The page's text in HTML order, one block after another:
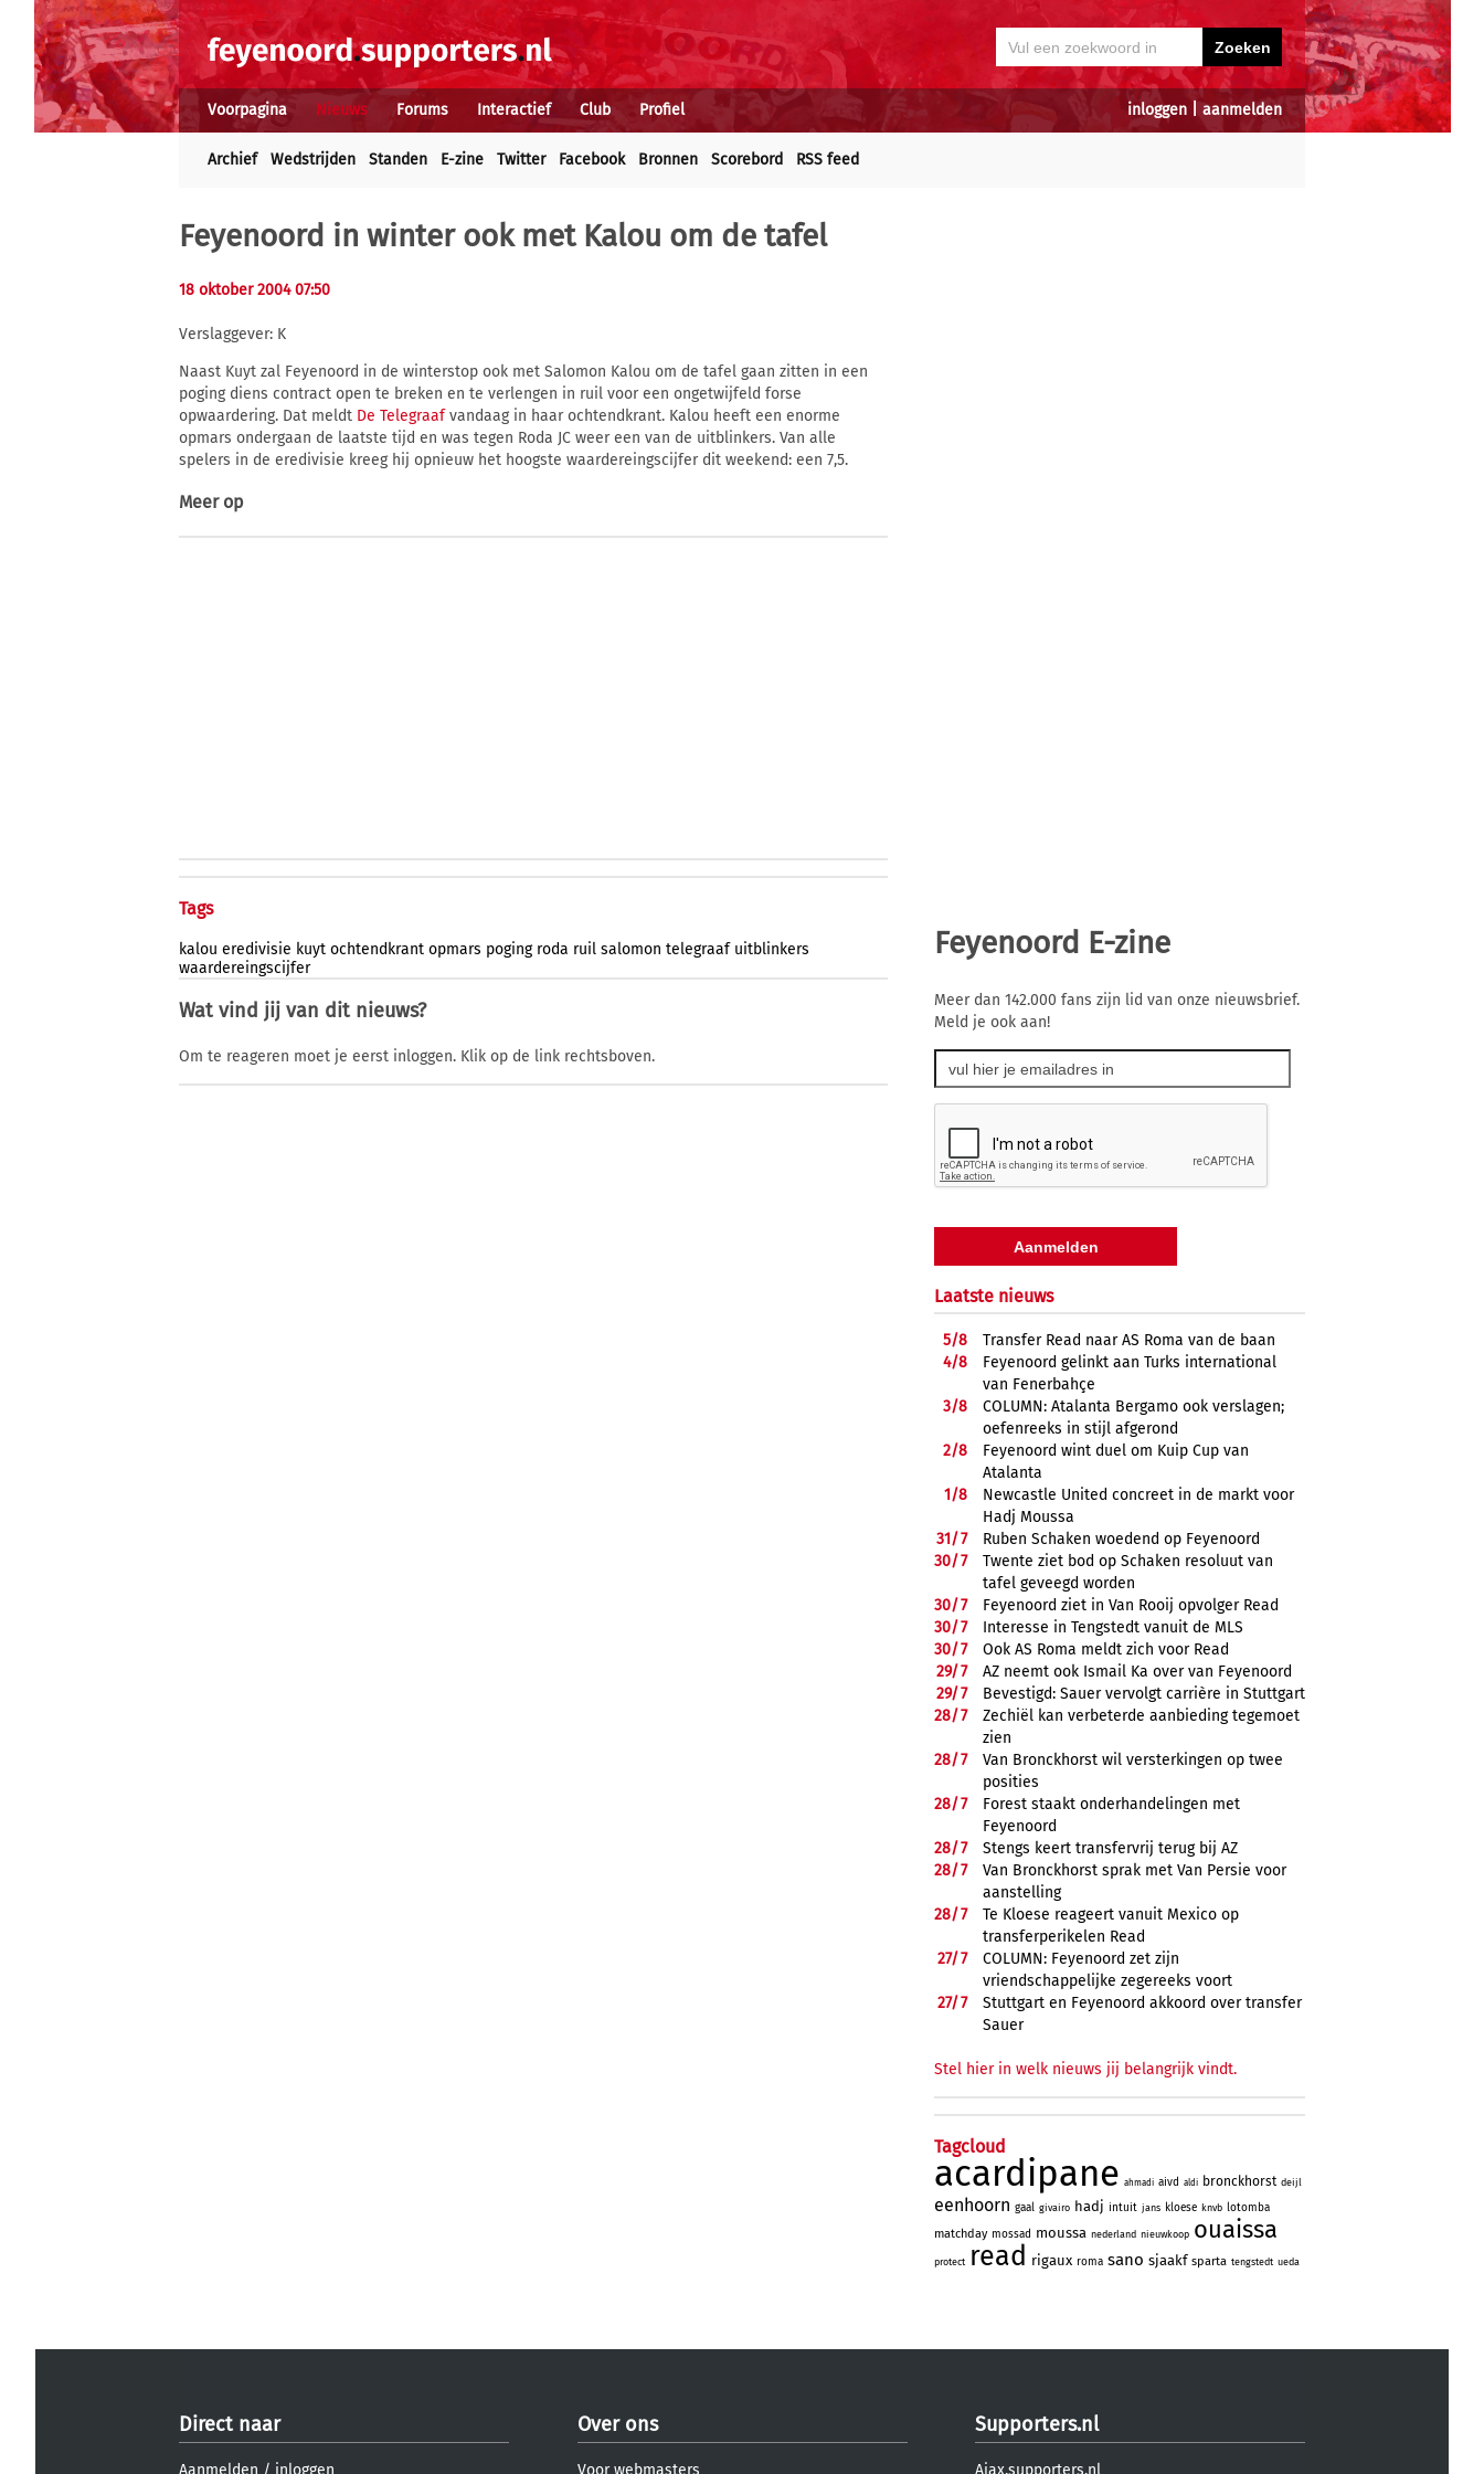
inloggen aanmelden
Voorpagina Nieuws Forums Interactief Club Profiel
Archief Wedstrijden Standen E-zine Twitter Facebook Bronnen Scorebord RSS feed
Feyenoord in winter ook met Kalou om de tafel
18 oktober 2004 07:50
Verslaggever: K
Naast Kuyt zal Feyenoord in de winterstop ook met Salomon Kalou om de tafel gaan zitten in een
poging diens contract open te breken en te verlengen in ruil voor een ongetwijfeld forse
opwaardering. Dat meldt De Telegraafvandaag in haar ochtendkrant. Kalou heeft een enorme
opmars ondergaan de laatste tijd en was tegen Roda JC weer een van de uitblinkers. Van alle
spelers in de eredivisie kreeg hij opnieuw het hoogste waardereingscijfer dit weekend: een 7,5.
Meer op
Tags
kalou eredivisie kuyt ochtendkrant opmars poging roda ruil salomon telegraaf uitblinkers
waardereingscijfer
Wat vind jij van dit nieuws?
Om te reageren moet je eerst inloggen. Klik op de link rechtsboven.
Feyenoord E-zine
Meer dan 142.000 fans zijn lid van onze nieuwsbrief.
Meld je ook aan!
Laatste nieuws
5/8
Transfer Read naar AS Roma van de baan
4/8
Feyenoord gelinkt aan Turks international
van Fenerbahçe
3/8
COLUMN: Atalanta Bergamo ook verslagen;
oefenreeks in stijl afgerond
2/8
Feyenoord wint duel om Kuip Cup van
Atalanta
1/8
Newcastle United concreet in de markt voor
Hadj Moussa
31/7
Ruben Schaken woedend op Feyenoord
30/7
Twente ziet bod op Schaken resoluut van
tafel geveegd worden
30/7
Feyenoord ziet in Van Rooij opvolger Read
30/7
Interesse in Tengstedt vanuit de MLS
30/7
Ook AS Roma meldt zich voor Read
29/7
AZ neemt ook Ismail Ka over van Feyenoord
29/7
Bevestigd: Sauer vervolgt carrière in Stuttgart
28/7
Zechiël kan verbeterde aanbieding tegemoet
zien
28/7
Van Bronckhorst wil versterkingen op twee
posities
28/7
Forest staakt onderhandelingen met
Feyenoord
28/7
Stengs keert transfervrij terug bij AZ
28/7
Van Bronckhorst sprak met Van Persie voor
aanstelling
28/7
Te Kloese reageert vanuit Mexico op
transferperikelen Read
27/7
COLUMN: Feyenoord zet zijn
vriendschappelijke zegereeks voort
27/7
Stuttgart en Feyenoord akkoord over transfer
Sauer
Stel hier in welk nieuws jij belangrijk vindt.
Tagcloud
acardipane ahmadi aivd aldi bronckhorst deijl
eenhoorn gaal givairo hadj intuit jans kloese knvb lotomba
matchday mossad moussa nederland nieuwkoop ouaissa
protect read rigaux roma sano sjaakf sparta tengstedt ueda
Direct naar
Aanmelden / inloggen
Over ons
Voor webmasters
Supporters.nl
Ajax.supporters.nl